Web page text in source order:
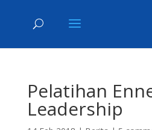
Pelatihan
Leadership